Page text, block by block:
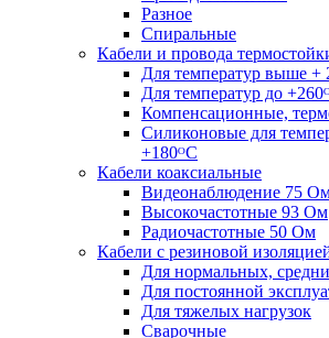
Разное
Спиральные
Кабели и провода
Для температур выше +
Для температур до
Компенсационные,
Силиконовые для
+180ᴼС
Кабели коаксиальные
Видеонаблюдение 75
Высокочастотные 93 Ом
Радиочастотные 50 Ом
Кабели с резиновой
Для нормальных,
Для постоянной
Для тяжелых нагрузок
Сварочные